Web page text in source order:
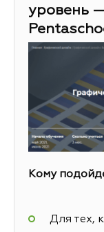
уровень
Кому
Для тех,